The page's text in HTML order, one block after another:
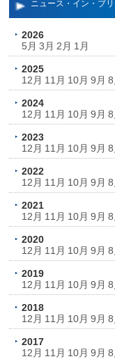
ニュース・イン・ブ
2026
5月 3月 2月 1月
2025
12月 11月 10月 9月 8
2024
12月 11月 10月 9月 8
2023
12月 11月 10月 9月 8
2022
12月 11月 10月 9月 8
2021
12月 11月 10月 9月 8
2020
12月 11月 10月 9月 8
2019
12月 11月 10月 9月 8
2018
12月 11月 10月 9月 8
2017
12月 11月 10月 9月 8